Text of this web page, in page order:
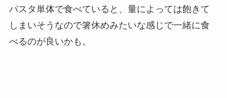
パスタ単体で食べていると、量によっては飽きて
しまいそうなので箸休めみたいな感じで一緒に食
べるのが良いかも。